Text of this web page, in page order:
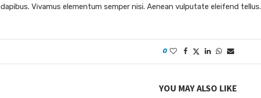
dapibus. Vivamus elementum semper nisi. Aenean vulputate eleifend tellus.
0
YOU MAY ALSO LIKE